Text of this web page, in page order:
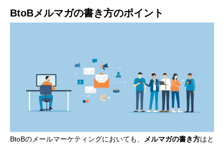
BtoBメルマガの書き方のポイント
BtoBのメールマーケティングにおいても、 メルマガの書き方はと